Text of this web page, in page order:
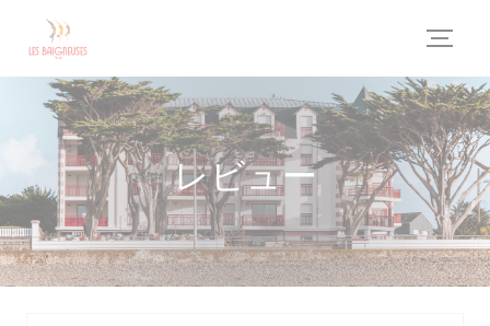
クッキー利用の管理について
レビュー